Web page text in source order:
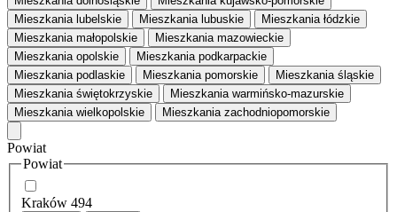
Mieszkania lubelskie
Mieszkania lubuskie
Mieszkania łódzkie
Mieszkania małopolskie
Mieszkania mazowieckie
Mieszkania opolskie
Mieszkania podkarpackie
Mieszkania podlaskie
Mieszkania pomorskie
Mieszkania śląskie
Mieszkania świętokrzyskie
Mieszkania warmińsko-mazurskie
Mieszkania wielkopolskie
Mieszkania zachodniopomorskie
Powiat
Powiat
Kraków 494